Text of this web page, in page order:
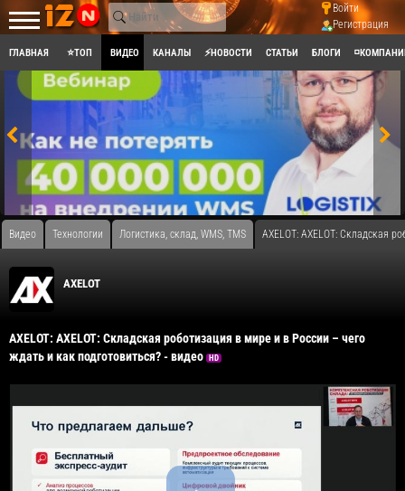
Войти
Регистрация
ГЛАВНАЯ ⭐ТОП ВИДЕО КАНАЛЫ ⚡НОВОСТИ СТАТЬИ БЛОГИ
Видео Технологии Логистика, склад, WMS, TMS AXELOT: AXELOT: Складская
AXELOT
AXELOT: AXELOT: Складская роботизация в мире и в России – чего
ждать и как подготовиться? - видео
HD